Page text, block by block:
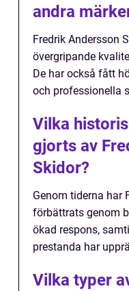
andra
Fredrik Andersson
övergripande
De har också fått
och professionella
Vilka
gjorts av
Skidor?
Genom tiderna har
förbättrats genom
ökad respons,
prestanda har
Vilka typer